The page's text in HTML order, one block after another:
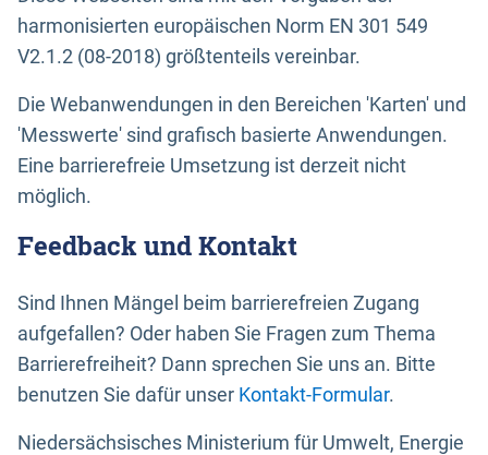
harmonisierten europäischen Norm EN 301 549
V2.1.2 (08-2018) größtenteils vereinbar.
Die Webanwendungen in den Bereichen 'Karten' und
'Messwerte' sind grafisch basierte Anwendungen.
Eine barrierefreie Umsetzung ist derzeit nicht
möglich.
Feedback und Kontakt
Sind Ihnen Mängel beim barrierefreien Zugang
aufgefallen? Oder haben Sie Fragen zum Thema
Barrierefreiheit? Dann sprechen Sie uns an. Bitte
benutzen Sie dafür unser Kontakt-Formular.
Niedersächsisches Ministerium für Umwelt, Energie